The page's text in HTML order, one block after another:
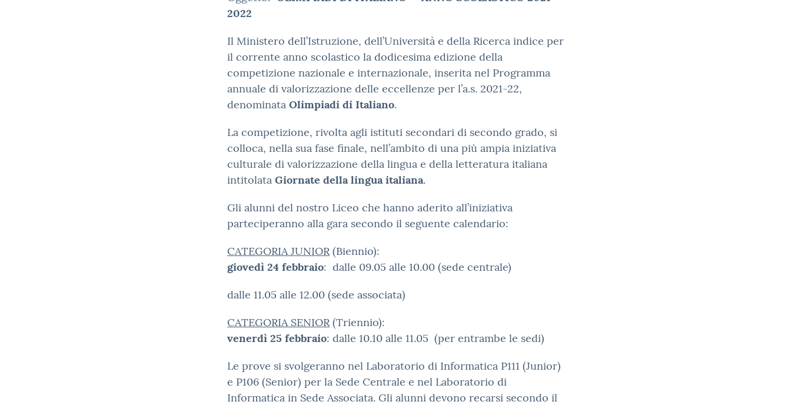
2022
Il Ministero dell’Istruzione, dell’Università e della Ricerca indice per
il corrente anno scolastico la dodicesima edizione della
competizione nazionale e internazionale, inserita nel Programma
annuale di valorizzazione delle eccellenze per l’a.s. 2021-22,
denominata Olimpiadi di Italiano.
La competizione, rivolta agli istituti secondari di secondo grado, si
colloca, nella sua fase finale, nell’ambito di una più ampia iniziativa
culturale di valorizzazione della lingua e della letteratura italiana
intitolata Giornate della lingua italiana.
Gli alunni del nostro Liceo che hanno aderito all’iniziativa
parteciperanno alla gara secondo il seguente calendario:
CATEGORIA JUNIOR(Biennio):
giovedì 24 febbraio: dalle 09.05 alle 10.00 (sede centrale)
dalle 11.05 alle 12.00 (sede associata)
CATEGORIA SENIOR(Triennio):
venerdì 25 febbraio: dalle 10.10 alle 11.05 (per entrambe le sedi)
Le prove si svolgeranno nel Laboratorio di Informatica P111 (Junior)
e P106 (Senior) per la Sede Centrale e nel Laboratorio di
Informatica in Sede Associata. Gli alunni devono recarsi secondo il